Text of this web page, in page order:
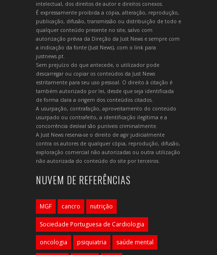
intelectual, dos direitos de autor e direitos conexos.
É expressamente proibida a cópia, alteração, reprodução,
publicação, difusão, transmissão ou distribuição de todo e
qualquer conteúdo presente no site, salvo com
autorização prévia da Direção da Just News e sempre com
a indicação da fonte (Just News), com o link para
justnews.pt.
Sem prejuízo do que antecede, o utilizador pode
descarregar ou copiar os conteúdos da Just News
estritamente para seu uso pessoal. O direito à citação é
também autorizado por lei, desde que seja identificada
de forma clara a origem dos conteúdos citados.
A usurpação, contrafação, aproveitamento do conteúdo
usurpado ou contrafeito, a identificação ilegítima e a
concorrência desleal são puníveis criminalmente.
A Just News reserva-se o direito de agir judicialmente
contra os autores de qualquer cópia, reprodução, difusão,
exploração comercial não autorizadas ou outra utilização
não autorizada do conteúdo do site por terceiros.
NUVEM DE REFERÊNCIAS
MGF cancro nutrição
Sociedade Portuguesa de Cardiologia
oncologia psiquiatria saúde mental